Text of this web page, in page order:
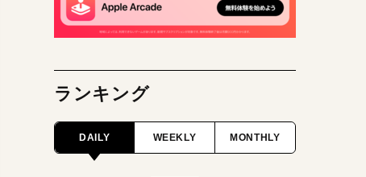
ランキング
DAILY WEEKLY MONTHLY